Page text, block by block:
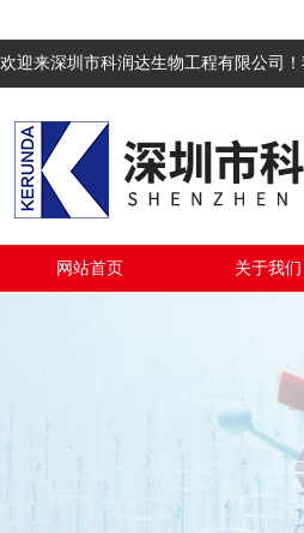
欢迎来深圳市科润达生物工程有限公司
网站首页 关于我们